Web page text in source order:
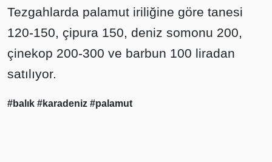
Tezgahlarda palamut iriliğine göre tanesi
120-150, çipura 150, deniz somonu 200,
çinekop 200-300 ve barbun 100 liradan
satılıyor.
#balık #karadeniz #palamut